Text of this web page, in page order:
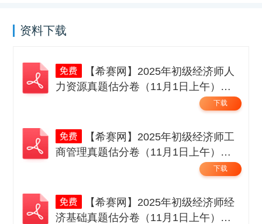
资料下载
【希赛网】2025年初级经济师人
力资源真题估分卷（11月1日上午）无
下载
【希赛网】2025年初级经济师工
商管理真题估分卷（11月1日上午）无
下载
【希赛网】2025年初级经济师经
济基础真题估分卷（11月1日上午）无